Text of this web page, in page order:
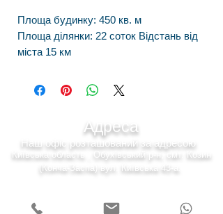
Площа будинку: 450 кв. м
Площа ділянки: 22 соток Відстань від
міста 15 км
Адреса
Наш офіс розташований за адресою
Київська область , Обухівський р-н, смт. Козин
(Конча-Заспа) вул. Київська 43-а.